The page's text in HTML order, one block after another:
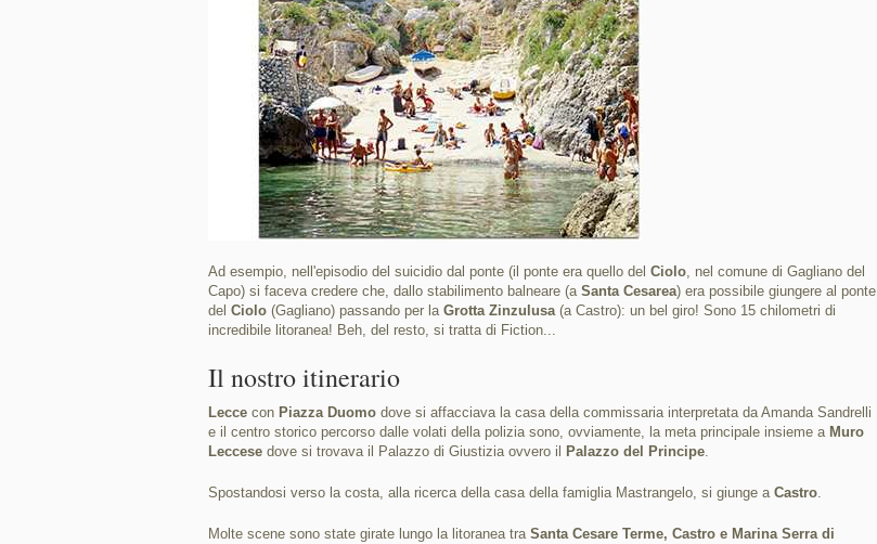
Ad esempio, nell'episodio del suicidio dal ponte (il ponte era quello del Ciolo, nel comune di Gagliano del
Capo) si faceva credere che, dallo stabilimento balneare (a Santa Cesarea) era possibile giungere al ponte
del Ciolo (Gagliano) passando per la Grotta Zinzulusa(a Castro): un bel giro! Sono 15 chilometri di
incredibile litoranea! Beh, del resto, si tratta di Fiction...
Il nostro itinerario
Lecce con Piazza Duomo dove si affacciava la casa della commissaria interpretata da Amanda Sandrelli
e il centro storico percorso dalle volati della polizia sono, ovviamente, la meta principale insieme a Muro
Leccese dove si trovava il Palazzo di Giustizia ovvero il Palazzo del Principe.
Spostandosi verso la costa, alla ricerca della casa della famiglia Mastrangelo, si giunge a Castro.
Molte scene sono state girate lungo la litoranea tra Santa Cesare Terme, Castro e Marina Serra di